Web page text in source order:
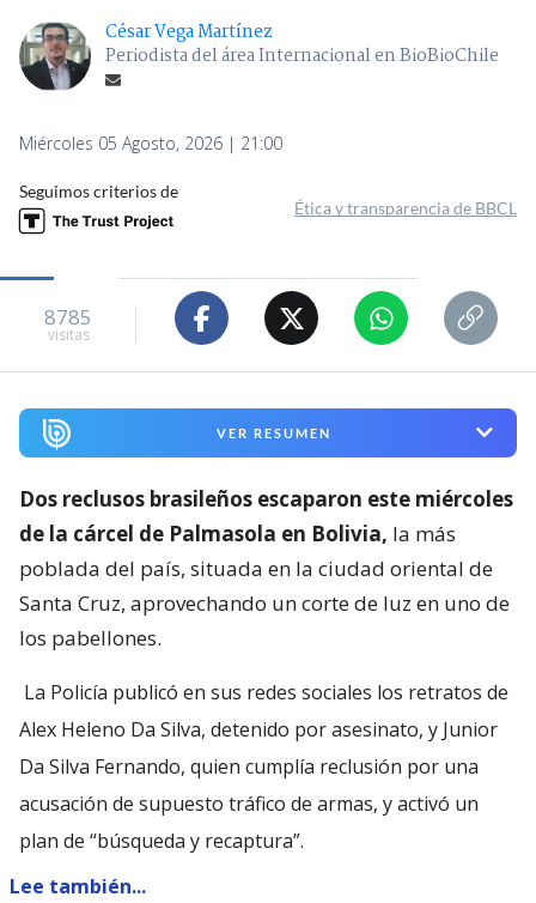
César Vega Martínez
Periodista del área Internacional en BioBioChile
Miércoles 05 Agosto, 2026 | 21:00
Seguimos criterios de
Ética y transparencia de BBCL
8785
visitas
VER RESUMEN
Dos reclusos brasileños escaparon este miércoles
de la cárcel de Palmasola en Bolivia, la más
poblada del país, situada en la ciudad oriental de
Santa Cruz, aprovechando un corte de luz en uno de
los pabellones.
La Policía publicó en sus redes sociales los retratos de
Alex Heleno Da Silva, detenido por asesinato, y Junior
Da Silva Fernando, quien cumplía reclusión por una
acusación de supuesto tráfico de armas, y activó un
plan de “búsqueda y recaptura”.
Lee también...